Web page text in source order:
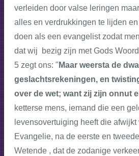
verleiden door valse leringen
alles en verdrukkingen te lijden
doen als een evangelist zodat
dat wij bezig zijn met Gods
5 zegt ons: " Maar weersta de
geslachtsrekeningen, en
over de wet; want zij zijn onnut
ketterse mens, iemand die een
levensovertuiging heeft die
Evangelie, na de eerste en
Wetende , dat de zodanige